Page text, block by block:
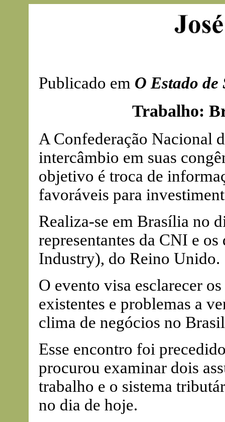
Publicado em O Estado de
Trabalho:
A Confederação Nacional
intercâmbio em suas
objetivo é troca de
favoráveis para
Realiza-se em Brasília no
representantes da CNI e
Industry), do Reino Unido.
O evento visa esclarecer
existentes e problemas a
clima de negócios no
Esse encontro foi
procurou examinar dois
trabalho e o sistema
no dia de hoje.